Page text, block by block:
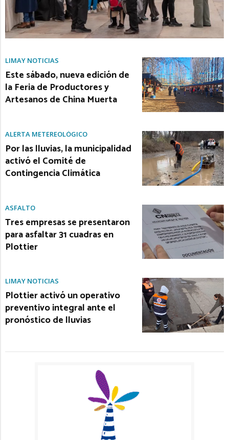
LIMAY NOTICIAS
Este sábado, nueva edición de
la Feria de Productores y
Artesanos de China Muerta
ALERTA METEREOLÓGICO
Por las lluvias, la municipalidad
activó el Comité de
Contingencia Climática
ASFALTO
Tres empresas se presentaron
para asfaltar 31 cuadras en
Plottier
LIMAY NOTICIAS
Plottier activó un operativo
preventivo integral ante el
pronóstico de lluvias